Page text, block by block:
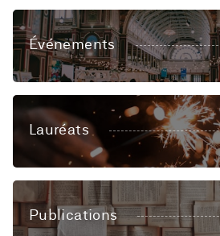
Événements
Lauréats
Publications